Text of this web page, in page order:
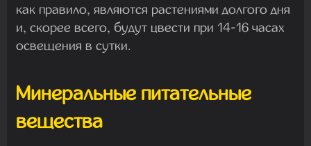
как правило, являются растениями долгого дня
и, скорее всего, будут цвести при 14-16 часах
освещения в сутки.
Минеральные питательные
вещества